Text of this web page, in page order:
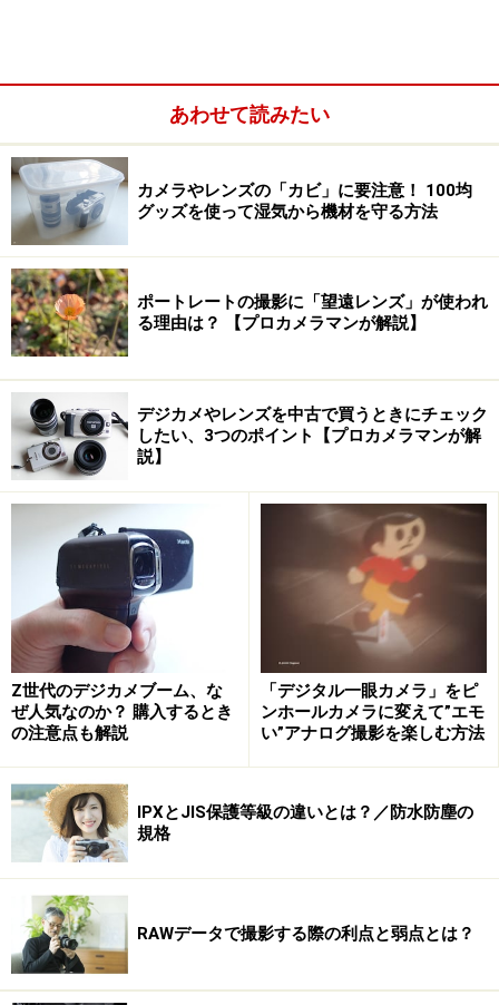
また、暗くなりがちな屋内でも外部ストロボを接続でき
るシューがあるので、ガイドナンバーの高いストロボを
つけられる。
特に光量が足りない場合には外部ストロボの使用をおす
すめする。
というのも、10倍ズームを室内で利用する場合は被写体
と離れていることが多く、内蔵ストロボでは光が届かな
いことが多いからだ。
正直な話をしようじゃないか！
さて箱から出して、そのフォルムを見てみる……見てみる
が……正直、洗練されているとは言い難い。
なんでも2003年のグッドデザイン賞を受賞したらしいの
だが……。
……ねぇ？
正直、デザインはアレだ。
ちなみにフラッシュは自動ではポップアップせず、手で
上げる仕様。特にこのストラップ金具がアレ。……釣具？
筆者の知りあい（女性）は「え、かっこいいじゃない。
なんかガンダムみたいで」とのコメントを残した。
あわせて読みたい
カメラやレンズの「カビ」に要注意！ 100均
グッズを使って湿気から機材を守る方法
ポートレートの撮影に「望遠レンズ」が使われ
る理由は？ 【プロカメラマンが解説】
デジカメやレンズを中古で買うときにチェック
したい、3つのポイント【プロカメラマンが解
説】
Z世代のデジカメブーム、な
ぜ人気なのか？ 購入するとき
の注意点も解説
「デジタル一眼カメラ」をピ
ンホールカメラに変えて”エモ
い”アナログ撮影を楽しむ方法
IPXとJIS保護等級の違いとは？／防水防塵の
規格
RAWデータで撮影する際の利点と弱点とは？